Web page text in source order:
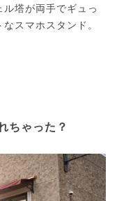
塔が両手でギュっ
スマホスタンド。
ちゃった？